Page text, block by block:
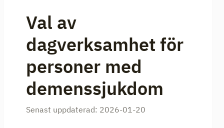
Val av
dagverksamhet för
personer med
demenssjukdom
Senast uppdaterad: 2026-01-20